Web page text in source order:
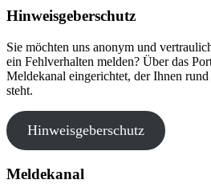
Hinweisgeberschutz
Sie möchten uns anonym und
ein Fehlverhalten melden? Über das
Meldekanal eingerichtet, der Ihnen
steht.
Hinweisgeberschutz
Meldekanal